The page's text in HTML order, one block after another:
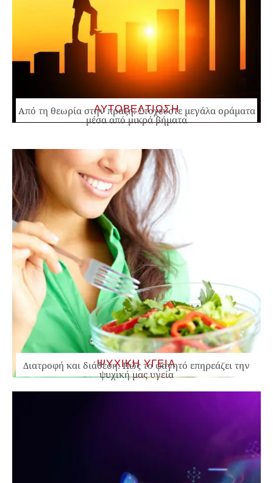
ΑΥΤΟΒΕΛΤΙΩΣΗ
Από τη θεωρία στην πράξη: Στοχεύστε μεγάλα οράματα
μέσα από μικρά βήματα
ΨΥΧΙΚΗ ΥΓΕΙΑ
Διατροφή και διάθεση: Πώς το φαγητό επηρεάζει την
ψυχική μας υγεία